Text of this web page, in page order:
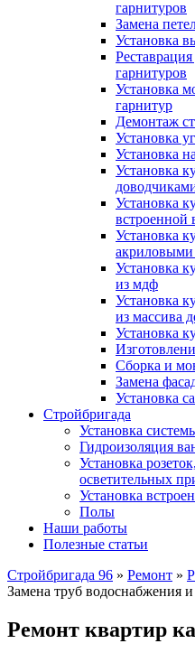
гарнитуров
Замена
Установка
гарнитуров
Установка
гарнитур
Демонтаж
Установка
Установка
Установка
Установка
встроенной
Установка
акриловыми
Установка
из мдф
Установка
из массива
Установка
Сборка и
Замена
Установка
Стройбригада
Установка
Гидроизоляция
Установка
осветительных
Установка
Полы
Наши работы
Полезные статьи
Стройбригада 96 » Ремонт »
Замена труб водоснабжения
Ремонт квартир